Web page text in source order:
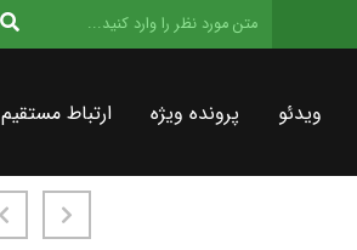
ویدئو پرونده ویژه ارتباط مستقیم